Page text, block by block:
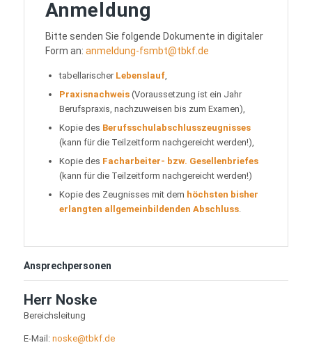
Anmeldung
Bitte senden Sie folgende Dokumente in digitaler
Form an: anmeldung-fsmbt@tbkf.de
tabellarischer Lebenslauf,
Praxisnachweis(Voraussetzung ist ein Jahr
Berufspraxis, nachzuweisen bis zum Examen),
Kopie des Berufsschulabschlusszeugnisses
(kann für die Teilzeitform nachgereicht werden!),
Kopie des Facharbeiter- bzw. Gesellenbriefes
(kann für die Teilzeitform nachgereicht werden!)
Kopie des Zeugnisses mit dem höchsten bisher
erlangten allgemeinbildenden Abschluss.
Ansprechpersonen
Herr Noske
Bereichsleitung
E-Mail: noske@tbkf.de